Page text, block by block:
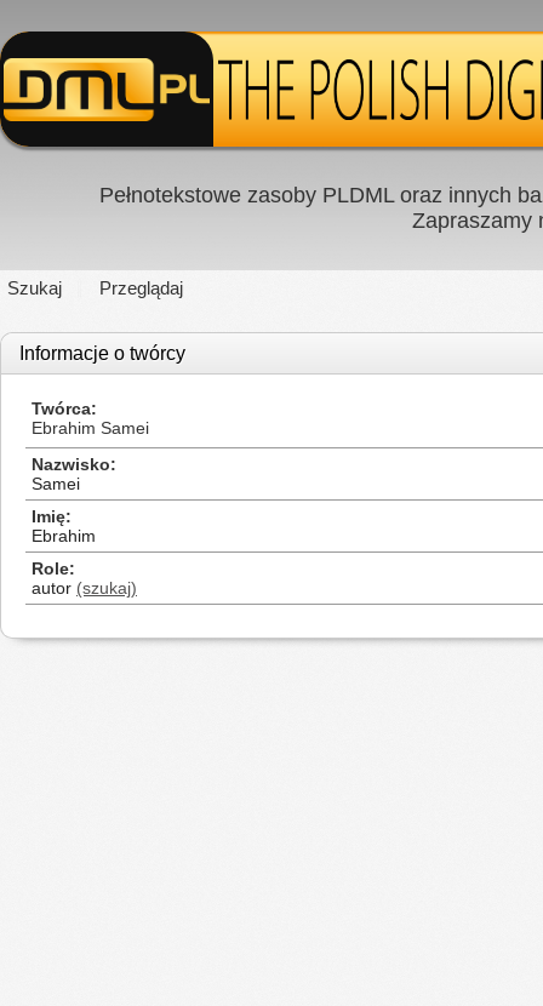
Pełnotekstowe zasoby PLDML oraz innych
Zapraszamy
Szukaj Przeglądaj
Informacje o twórcy
Twórca
Ebrahim Samei
Nazwisko
Samei
Imię
Ebrahim
Role
autor (szukaj)